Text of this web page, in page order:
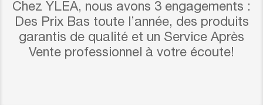
Chez YLEA, nous avons 3 engagements :
Des Prix Bas toute l’année, des produits
garantis de qualité et un Service Après
Vente professionnel à votre écoute!